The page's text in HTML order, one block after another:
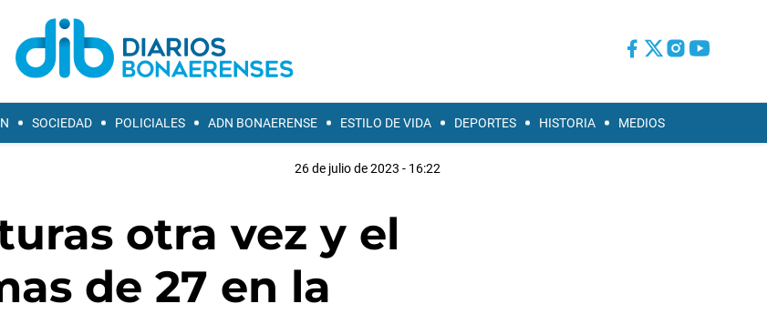
SOCIEDAD POLICIALES ADN BONAERENSE ESTILO DE VIDA DEPORTES HISTORIA MEDIOS
26 de julio de 2023 - 16:22
otra vez y el
de 27 en la